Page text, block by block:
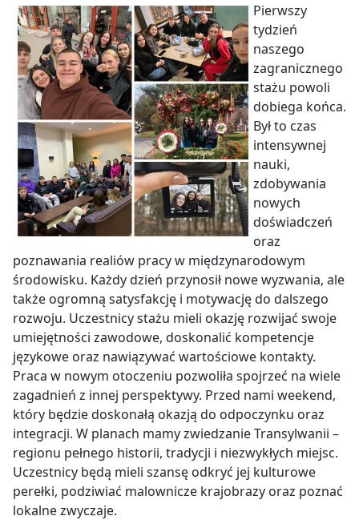
Pierwszy
tydzień
naszego
zagranicznego
stażu powoli
dobiega końca.
Był to czas
intensywnej
nauki,
zdobywania
nowych
doświadczeń
oraz
poznawania realiów pracy w międzynarodowym
środowisku. Każdy dzień przynosił nowe wyzwania, ale
także ogromną satysfakcję i motywację do dalszego
rozwoju. Uczestnicy stażu mieli okazję rozwijać swoje
umiejętności zawodowe, doskonalić kompetencje
językowe oraz nawiązywać wartościowe kontakty.
Praca w nowym otoczeniu pozwoliła spojrzeć na wiele
zagadnień z innej perspektywy. Przed nami weekend,
który będzie doskonałą okazją do odpoczynku oraz
integracji. W planach mamy zwiedzanie Transylwanii –
regionu pełnego historii, tradycji i niezwykłych miejsc.
Uczestnicy będą mieli szansę odkryć jej kulturowe
perełki, podziwiać malownicze krajobrazy oraz poznać
lokalne zwyczaje.